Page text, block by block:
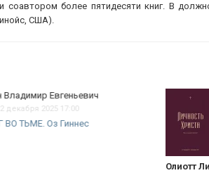
более пятидесяти книг. В
США).
Шишкин
ЛИЧНОСТЬ
Библия?
Олиотт Личность Христа